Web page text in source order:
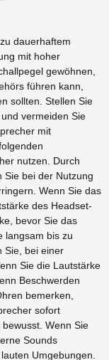
dauerhaftem
mit hoher
gewöhnen,
führen kann,
sollten. Stellen Sie
vermeiden Sie
mit
nutzen. Durch
Sie bei der Nutzung
Wenn Sie das
des Headset-
bevor Sie das
langsam bis zu
Sie, bei einer
Sie die Lautstärke
Beschwerden
bemerken,
sofort
Wenn Sie
Sounds
Umgebungen.